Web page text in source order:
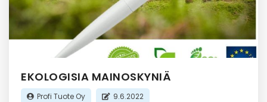
EKOLOGISIA MAINOSKYNIÄ
Profi Tuote Oy 9.6.2022